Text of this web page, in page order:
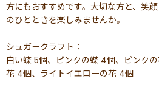
方にもおすすめです。大切な方と、笑
のひとときを楽しみませんか。
シュガークラフト：
白い蝶 5個、ピンクの蝶 4個、ピンク
花 4個、ライトイエローの花 4個